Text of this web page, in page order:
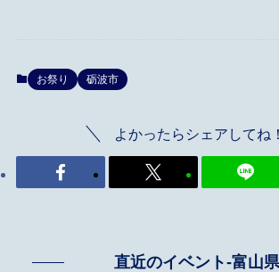
お祭り 砺波市
よかったらシェアしてね！
直近のイベント-富山